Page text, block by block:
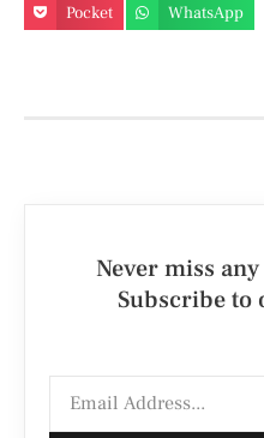
Pocket
WhatsApp
Never miss
Subscribe to